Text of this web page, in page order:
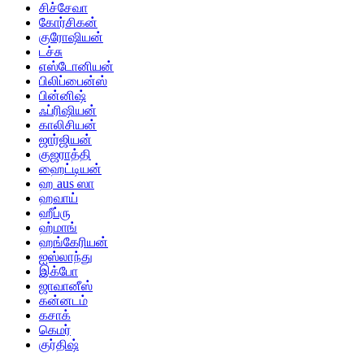
சிச்சேவா
கோர்சிகன்
குரோஷியன்
டச்சு
எஸ்டோனியன்
பிலிப்பைன்ஸ்
பின்னிஷ்
ஃப்ரிஷியன்
காலிசியன்
ஜார்ஜியன்
குஜராத்தி
ஹைட்டியன்
ஹ aus ஸா
ஹவாய்
ஹீப்ரு
ஹ்மாங்
ஹங்கேரியன்
ஐஸ்லாந்து
இக்போ
ஜாவானீஸ்
கன்னடம்
கசாக்
கெமர்
குர்திஷ்